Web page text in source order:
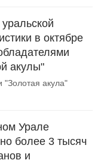
в октябре
акулы"
акула"
Урале
более 3 тысяч
и